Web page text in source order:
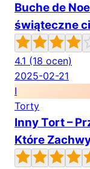
Buche de
świąteczne
4.1 (18 ocen)
2025-02-21
I
Torty
Inny Tort –
Które